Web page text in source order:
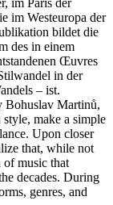
im Paris der
im Westeuropa der
bildet die
des in einem
Œuvres
in der
– ist.
Bohuslav Martinů,
make a simple
Upon closer
that, while not
of music that
decades. During
genres, and